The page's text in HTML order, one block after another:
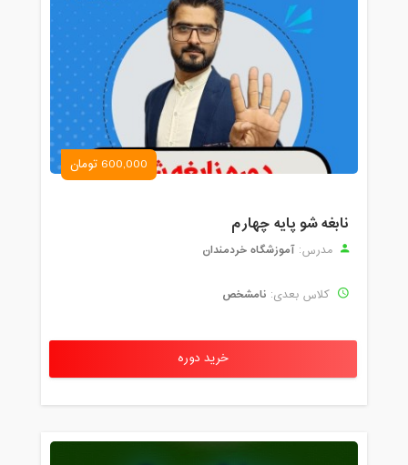
600,000 تومان
نابغه شو پایه چهارم
مدرس: آموزشگاه خردمندان
کلاس بعدی: نامشخص
خرید دوره